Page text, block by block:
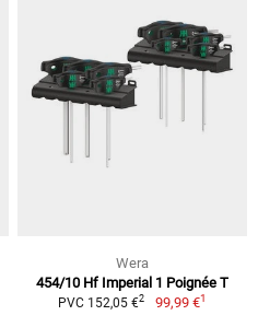
Wera
454/10 Hf Imperial 1 Poignée T
PVC 152,05 €2 99,99 €1